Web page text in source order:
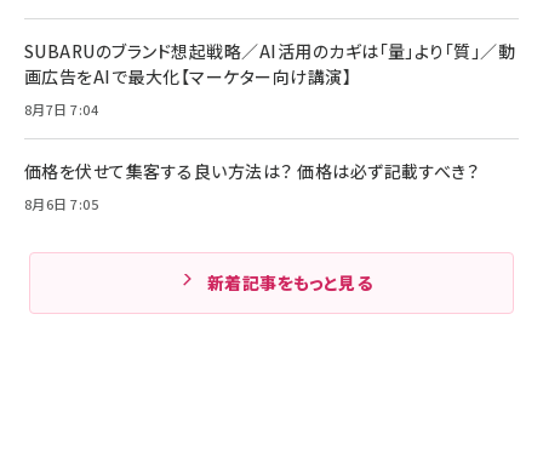
SUBARUのブランド想起戦略／AI活用のカギは「量」より「質」／動
画広告をAIで最大化【マーケター向け講演】
8月7日 7:04
価格を伏せて集客する良い方法は？ 価格は必ず記載すべき？
8月6日 7:05
新着記事をもっと見る